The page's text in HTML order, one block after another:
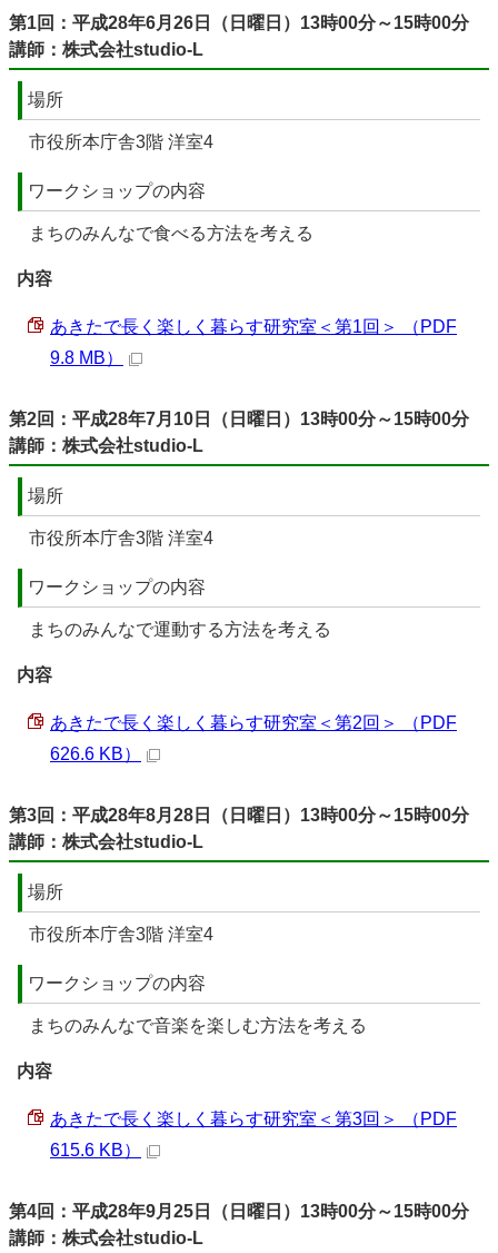
第1回：平成28年6月26日（日曜日）13時00分～15時00分
講師：株式会社studio-L
場所
市役所本庁舎3階 洋室4
ワークショップの内容
まちのみんなで食べる方法を考える
内容
あきたで長く楽しく暮らす研究室＜第1回＞ （PDF
9.8 MB）
第2回：平成28年7月10日（日曜日）13時00分～15時00分
講師：株式会社studio-L
場所
市役所本庁舎3階 洋室4
ワークショップの内容
まちのみんなで運動する方法を考える
内容
あきたで長く楽しく暮らす研究室＜第2回＞ （PDF
626.6 KB）
第3回：平成28年8月28日（日曜日）13時00分～15時00分
講師：株式会社studio-L
場所
市役所本庁舎3階 洋室4
ワークショップの内容
まちのみんなで音楽を楽しむ方法を考える
内容
あきたで長く楽しく暮らす研究室＜第3回＞ （PDF
615.6 KB）
第4回：平成28年9月25日（日曜日）13時00分～15時00分
講師：株式会社studio-L